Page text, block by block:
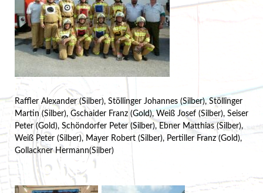
Raffler Alexander (Silber), Stöllinger Johannes (Silber), Stöllinger
Martin (Silber), Gschaider Franz (Gold), Weiß Josef (Silber), Seiser
Peter (Gold), Schöndorfer Peter (Silber), Ebner Matthias (Silber),
Weiß Peter (Silber), Mayer Robert (Silber), Pertiller Franz (Gold),
Gollackner Hermann(Silber)